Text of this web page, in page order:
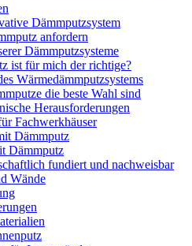
Dämmputzsystem
anfordern
Dämmputzsysteme
ist für mich der richtige?
Wärmedämmputzsystems
die beste Wahl sind
Herausforderungen
Fachwerkhäuser
Dämmputz
Dämmputz
fundiert und nachweisbar
Wände